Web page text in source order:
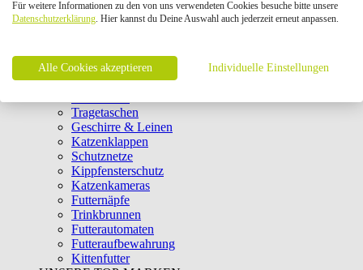
Intelligenzspielzeug
Laserpointer & Elektrospielzeug
Clicker & Target Sticks für Katzen
Weiteres Katzenspielzeug
Transportboxen
Tragetaschen
Geschirre & Leinen
Katzenklappen
Schutznetze
Kippfensterschutz
Katzenkameras
Futternäpfe
Trinkbrunnen
Futterautomaten
Futteraufbewahrung
Kittenfutter
Für weitere Informationen zu den von uns verwendeten Cookies besuche bitte unsere
Datenschutzerklärung. Hier kannst du Deine Auswahl auch jederzeit erneut anpassen.
Alle Cookies akzeptieren Individuelle Einstellungen